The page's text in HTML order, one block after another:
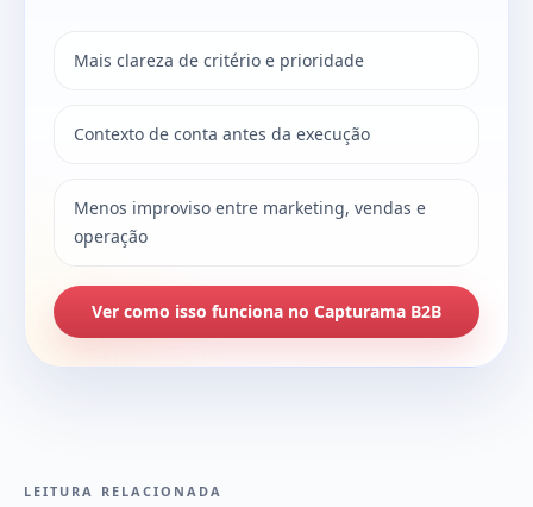
Mais clareza de critério e prioridade
Contexto de conta antes da execução
Menos improviso entre marketing, vendas e
operação
Ver como isso funciona no Capturama B2B
LEITURA RELACIONADA